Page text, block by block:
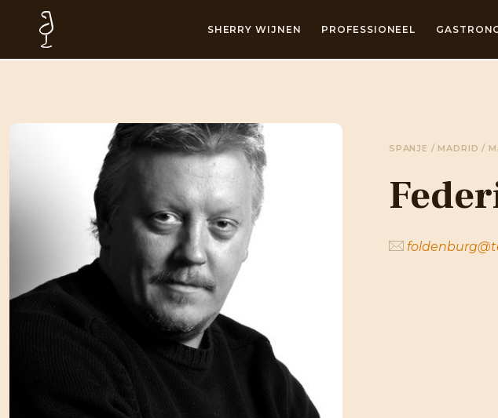
SHERRY WIJNEN PROFESSIONEEL
SPANJE / MADRID /